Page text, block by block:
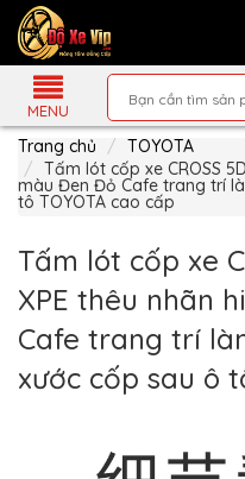
MENU
Giới
Thiệu
Sản
Phẩm
Hướng
Mua
Hàng
Chính
Sách
Thanh
Trang chủ
TOYOTA
Tấm lót cốp xe CROSS
màu Đen Đỏ Cafe trang trí
tô TOYOTA cao cấp
Tấm lót cốp xe
XPE thêu nhãn
Cafe trang trí
xước cốp sau ô